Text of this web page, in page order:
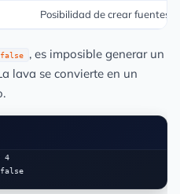
Posibilidad de crear fuentes
false
, es imposible generar un
lava se convierte en un
4